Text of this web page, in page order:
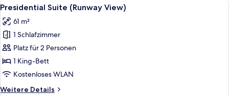
Fotos
für
Presidential
Suite
(Runway
View)
5
Presidential Suite (Runway View)
61 m²
1 Schlafzimmer
Platz für 2 Personen
1 King-Bett
Kostenloses WLAN
Weitere Details
Weitere